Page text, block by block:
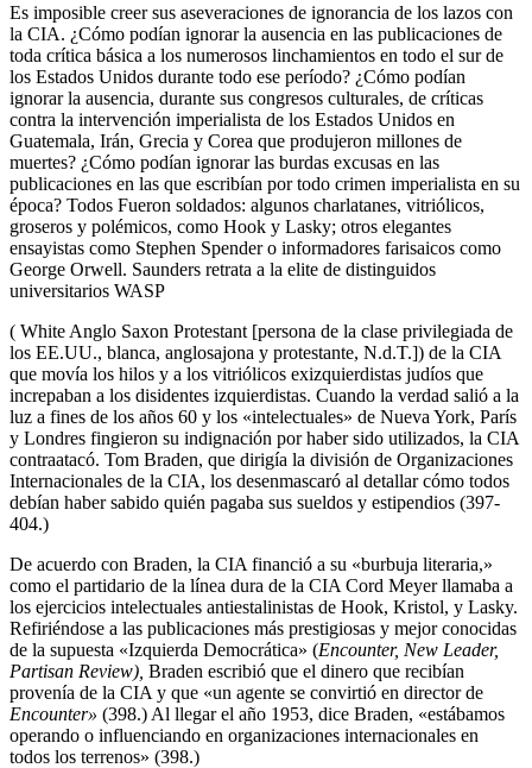
Es imposible creer sus aseveraciones de ignorancia de los lazos con
la CIA. ¿Cómo podían ignorar la ausencia en las publicaciones de
toda crítica básica a los numerosos linchamientos en todo el sur de
los Estados Unidos durante todo ese período? ¿Cómo podían
ignorar la ausencia, durante sus congresos culturales, de críticas
contra la intervención imperialista de los Estados Unidos en
Guatemala, Irán, Grecia y Corea que produjeron millones de
muertes? ¿Cómo podían ignorar las burdas excusas en las
publicaciones en las que escribían por todo crimen imperialista en su
época? Todos Fueron soldados: algunos charlatanes, vitriólicos,
groseros y polémicos, como Hook y Lasky; otros elegantes
ensayistas como Stephen Spender o informadores farisaicos como
George Orwell. Saunders retrata a la elite de distinguidos
universitarios WASP
( White Anglo Saxon Protestant [persona de la clase privilegiada de
los EE.UU., blanca, anglosajona y protestante, N.d.T.]) de la CIA
que movía los hilos y a los vitriólicos exizquierdistas judíos que
increpaban a los disidentes izquierdistas. Cuando la verdad salió a la
luz a fines de los años 60 y los «intelectuales» de Nueva York, París
y Londres fingieron su indignación por haber sido utilizados, la CIA
contraatacó. Tom Braden, que dirigía la división de Organizaciones
Internacionales de la CIA, los desenmascaró al detallar cómo todos
debían haber sabido quién pagaba sus sueldos y estipendios (397-
404.)
De acuerdo con Braden, la CIA financió a su «burbuja literaria,»
como el partidario de la línea dura de la CIA Cord Meyer llamaba a
los ejercicios intelectuales antiestalinistas de Hook, Kristol, y Lasky.
Refiriéndose a las publicaciones más prestigiosas y mejor conocidas
de la supuesta «Izquierda Democrática» (Encounter, New Leader,
Partisan Review), Braden escribió que el dinero que recibían
provenía de la CIA y que «un agente se convirtió en director de
Encounter» (398.) Al llegar el año 1953, dice Braden, «estábamos
operando o influenciando en organizaciones internacionales en
todos los terrenos» (398.)